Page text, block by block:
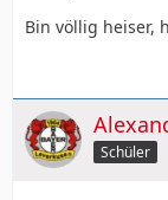
Bin völlig heiser,
Schüler